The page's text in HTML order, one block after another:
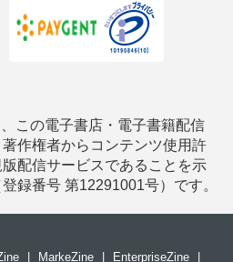
この電子書店・電子書籍配信
作権者からコンテンツ使用許
配信サービスであることを示
録番号 第12291001号）です。
MarkeZine EnterpriseZine